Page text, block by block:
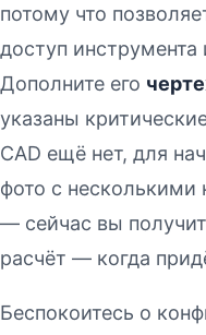
потому что
доступ
Дополните его
указаны
CAD ещё нет, для
фото с
— сейчас вы
расчёт — когда
Беспокоитесь о